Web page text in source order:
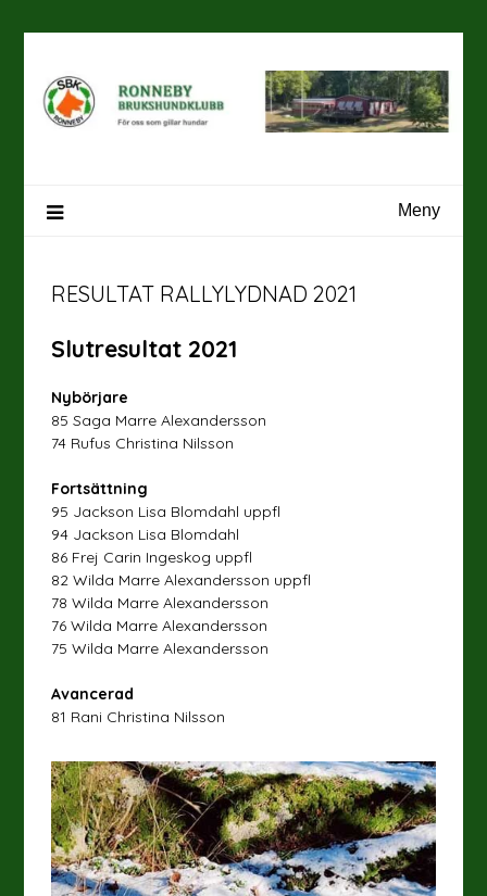
Meny
RESULTAT RALLYLYDNAD 2021
Slutresultat 2021
Nybörjare
85 Saga Marre Alexandersson
74 Rufus Christina Nilsson
Fortsättning
95 Jackson Lisa Blomdahl uppfl
94 Jackson Lisa Blomdahl
86 Frej Carin Ingeskog uppfl
82 Wilda Marre Alexandersson uppfl
78 Wilda Marre Alexandersson
76 Wilda Marre Alexandersson
75 Wilda Marre Alexandersson
Avancerad
81 Rani Christina Nilsson